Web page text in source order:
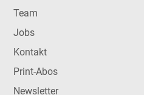
Team
Jobs
Kontakt
Print-Abos
Newsletter